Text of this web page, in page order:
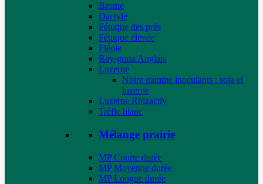
Brome
Dactyle
Fétuque des prés
Fétuque élevée
Fléole
Ray-grass Anglais
Luzerne
Notre gamme inoculants : soja et
luzerne
Luzerne Rhizactiv
Trèfle blanc
Mélange prairie
MP Courte durée
MP Moyenne durée
MP Longue durée